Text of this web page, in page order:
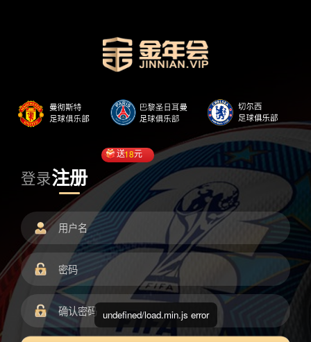
登录注册
送18元
undefined/load.min.js error